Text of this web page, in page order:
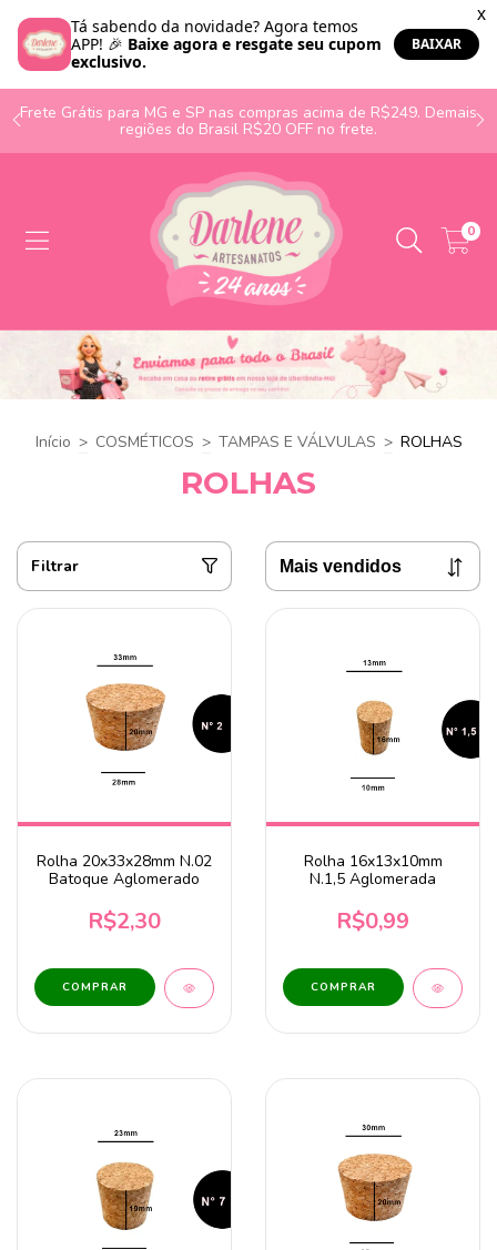
Frete Grátis para MG e SP nas compras acima de R$249. Demais
regiões do Brasil R$20 OFF no frete.
0
Início > COSMÉTICOS > TAMPAS E VÁLVULAS > ROLHAS
ROLHAS
Filtrar
Rolha 20x33x28mm N.02
Batoque Aglomerado
R$2,30
Rolha 16x13x10mm
N.1,5 Aglomerada
R$0,99